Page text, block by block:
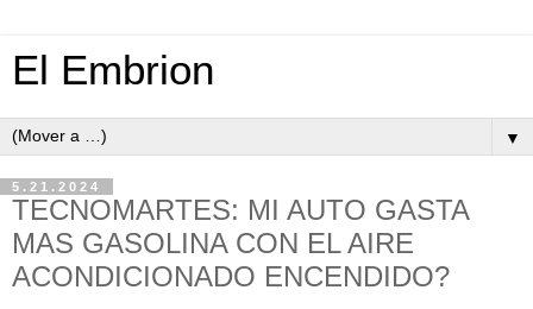
El Embrion
▼
5.21.2024
TECNOMARTES: MI AUTO GASTA
MAS GASOLINA CON EL AIRE
ACONDICIONADO ENCENDIDO?